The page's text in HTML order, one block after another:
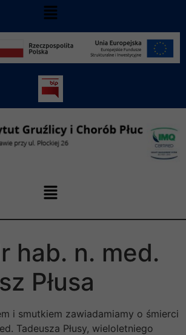
hab. n. med.
Płusa
i smutkiem zawiadamiamy o śmierci
Tadeusza Płusy, wieloletniego